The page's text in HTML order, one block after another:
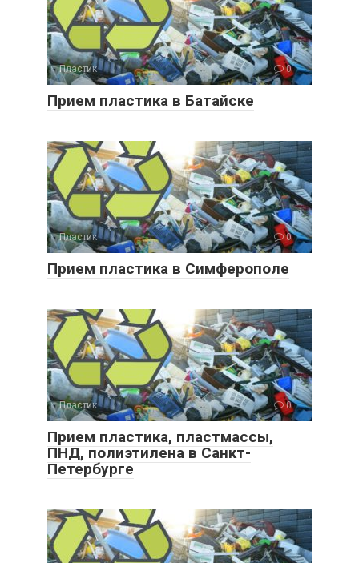
Пластик 0
Прием пластика в Батайске
Пластик 0
Прием пластика в Симферополе
Пластик 0
Прием пластика, пластмассы,
ПНД, полиэтилена в Санкт-
Петербурге